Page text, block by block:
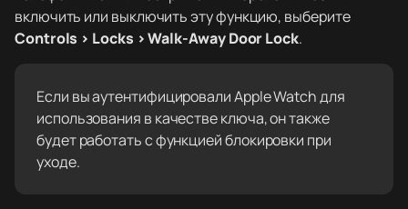
включить или выключить эту функцию, выберите
Controls > Locks > Walk-Away Door Lock.
Если вы аутентифицировали Apple Watch для
использования в качестве ключа, он также
будет работать с функцией блокировки при
уходе.